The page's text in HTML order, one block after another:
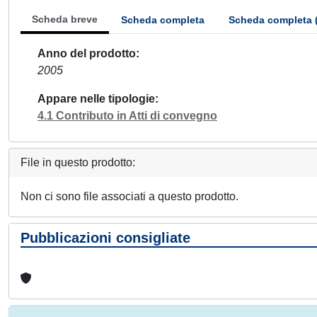
Scheda breve Scheda completa Scheda completa
Anno del prodotto
2005
Appare nelle tipologie
4.1 Contributo in Atti di convegno
File in questo prodotto:
Non ci sono file associati a questo prodotto.
Pubblicazioni consigliate